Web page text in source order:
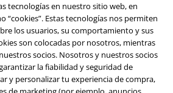
tecnologías en nuestro sitio web, en
“cookies”. Estas tecnologías nos permiten
los usuarios, su comportamiento y sus
son colocadas por nosotros, mientras
socios. Nosotros y nuestros socios
la fiabilidad y seguridad de
y personalizar tu experiencia de compra,